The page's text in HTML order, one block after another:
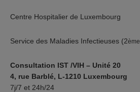
Centre Hospitalier de Luxembourg
Service des Maladies Infectieuses (2ème
Consultation IST /VIH – Unité 20
4, rue Barblé, L-1210 Luxembourg
7j/7 et 24h/24